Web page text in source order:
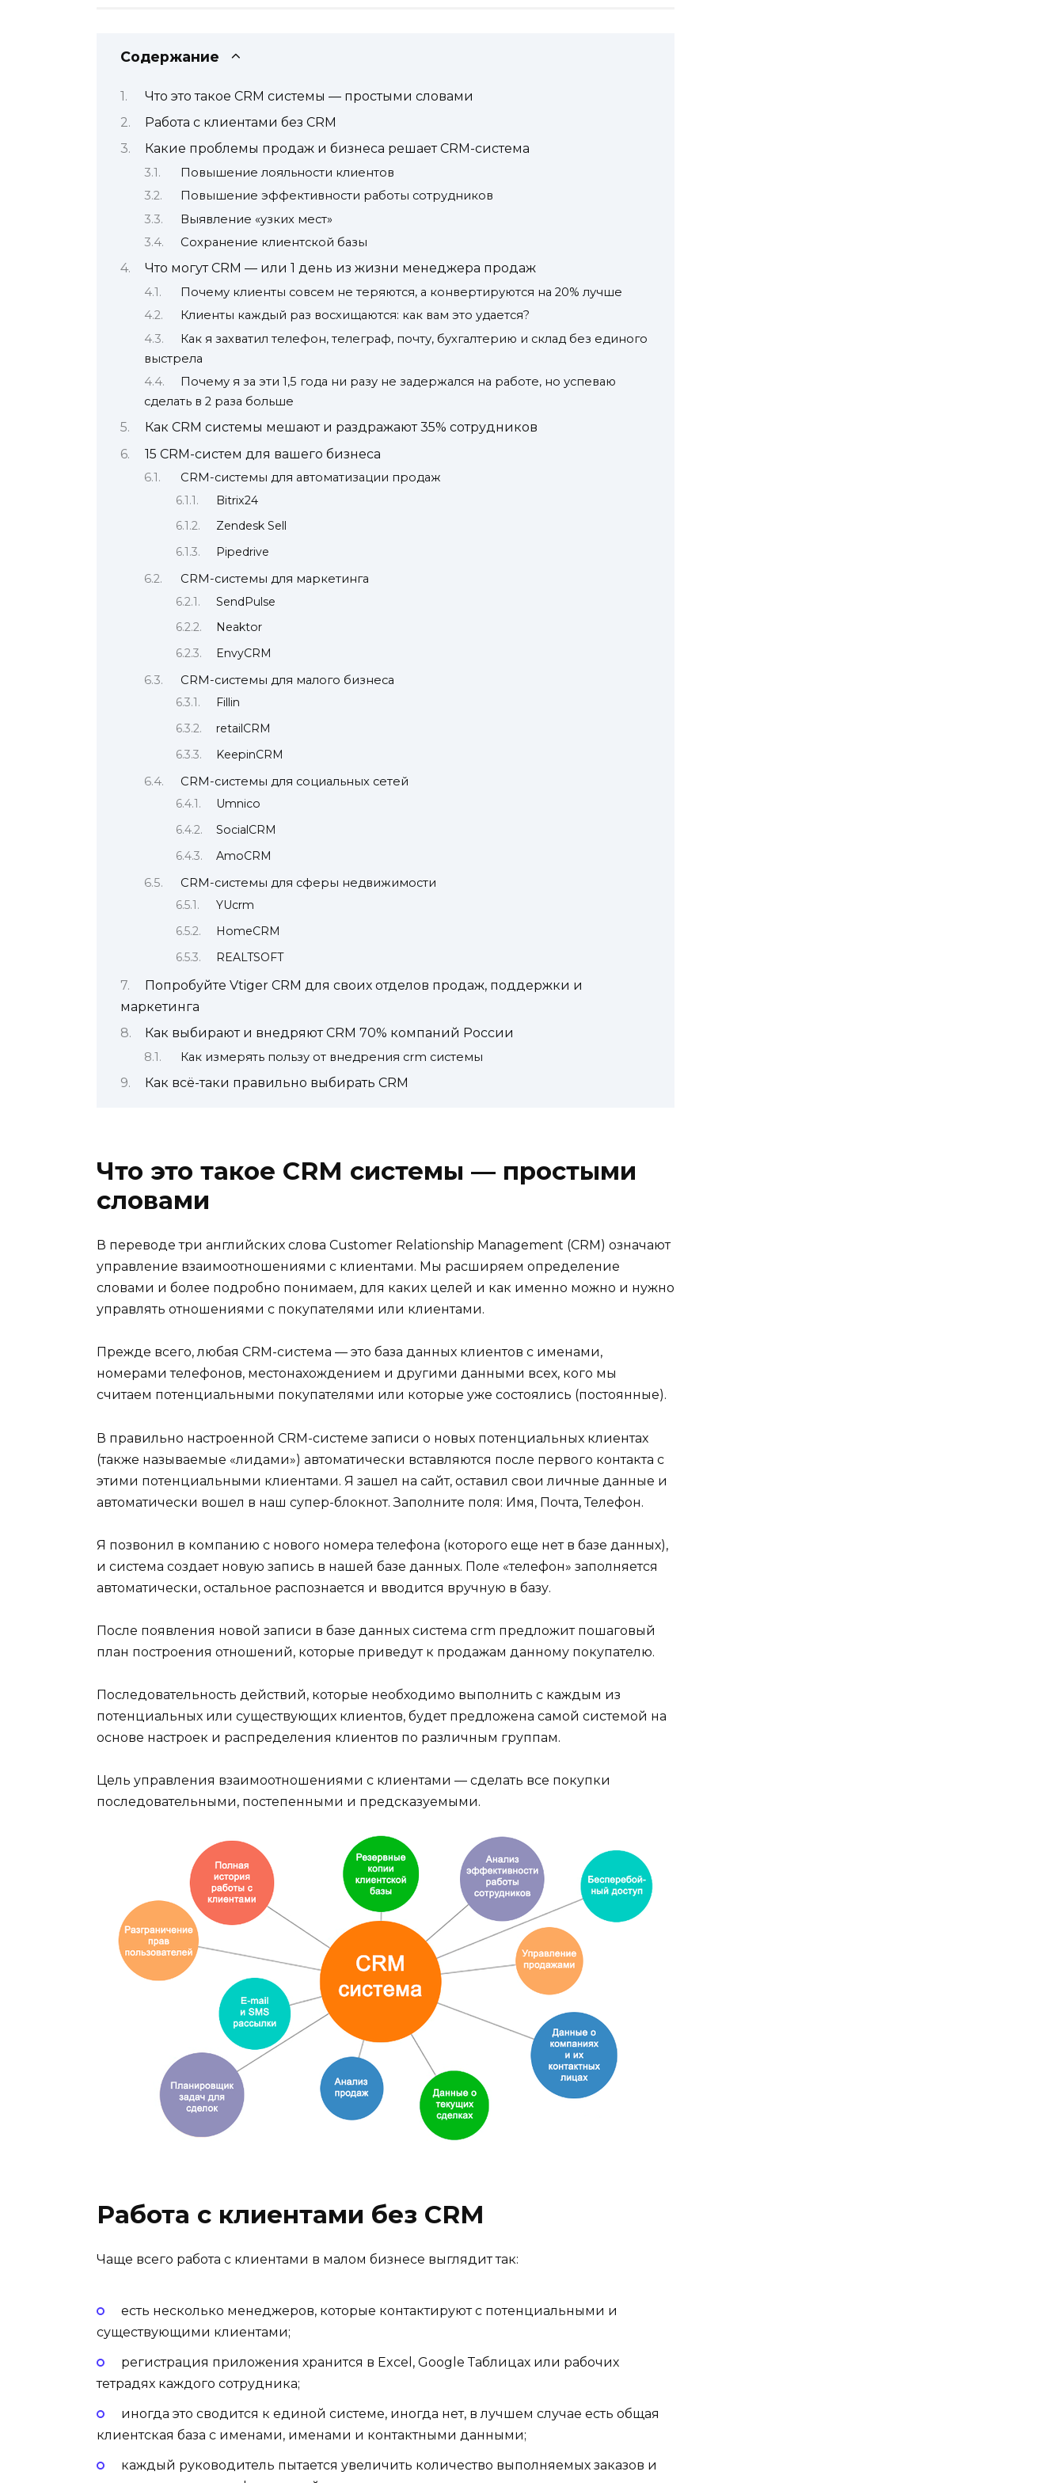
Содержание
Что это такое CRM системы — простыми словами
Работа с клиентами без CRM
Какие проблемы продаж и бизнеса решает CRM-система
Повышение лояльности клиентов
Повышение эффективности работы сотрудников
Выявление «узких мест»
Сохранение клиентской базы
Что могут CRM — или 1 день из жизни менеджера продаж
Почему клиенты совсем не теряются, а конвертируются на 20% лучше
Клиенты каждый раз восхищаются: как вам это удается?
Как я захватил телефон, телеграф, почту, бухгалтерию и склад без единого
выстрела
Почему я за эти 1,5 года ни разу не задержался на работе, но успеваю
сделать в 2 раза больше
Как CRM системы мешают и раздражают 35% сотрудников
15 CRM-систем для вашего бизнеса
CRM-системы для автоматизации продаж
Bitrix24
Zendesk Sell
Pipedrive
CRM-системы для маркетинга
SendPulse
Neaktor
EnvyCRM
CRM-системы для малого бизнеса
Fillin
retailCRM
KeepinCRM
CRM-системы для социальных сетей
Umnico
SocialCRM
AmoCRM
CRM-системы для сферы недвижимости
YUcrm
HomeCRM
REALTSOFT
Попробуйте Vtiger CRM для своих отделов продаж, поддержки и
маркетинга
Как выбирают и внедряют CRM 70% компаний России
Как измерять пользу от внедрения crm системы
Как всё-таки правильно выбирать CRM
Что это такое CRM системы — простыми
словами
В переводе три английских слова Customer Relationship Management (CRM) означают
управление взаимоотношениями с клиентами. Мы расширяем определение
словами и более подробно понимаем, для каких целей и как именно можно и нужно
управлять отношениями с покупателями или клиентами.
Прежде всего, любая CRM-система — это база данных клиентов с именами,
номерами телефонов, местонахождением и другими данными всех, кого мы
считаем потенциальными покупателями или которые уже состоялись (постоянные).
В правильно настроенной CRM-системе записи о новых потенциальных клиентах
(также называемые «лидами») автоматически вставляются после первого контакта с
этими потенциальными клиентами. Я зашел на сайт, оставил свои личные данные и
автоматически вошел в наш супер-блокнот. Заполните поля: Имя, Почта, Телефон.
Я позвонил в компанию с нового номера телефона (которого еще нет в базе данных),
и система создает новую запись в нашей базе данных. Поле «телефон» заполняется
автоматически, остальное распознается и вводится вручную в базу.
После появления новой записи в базе данных система crm предложит пошаговый
план построения отношений, которые приведут к продажам данному покупателю.
Последовательность действий, которые необходимо выполнить с каждым из
потенциальных или существующих клиентов, будет предложена самой системой на
основе настроек и распределения клиентов по различным группам.
Цель управления взаимоотношениями с клиентами — сделать все покупки
последовательными, постепенными и предсказуемыми.
Работа с клиентами без CRM
Чаще всего работа с клиентами в малом бизнесе выглядит так:
есть несколько менеджеров, которые контактируют с потенциальными и
существующими клиентами;
регистрация приложения хранится в Excel, Google Таблицах или рабочих
тетрадях каждого сотрудника;
иногда это сводится к единой системе, иногда нет, в лучшем случае есть общая
клиентская база с именами, именами и контактными данными;
каждый руководитель пытается увеличить количество выполняемых заказов и